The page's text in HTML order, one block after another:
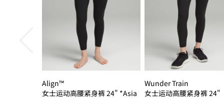
Align™
女士运动高腰紧身裤 24" *Asia
Wunder Train
女士运动高腰紧身裤 24"